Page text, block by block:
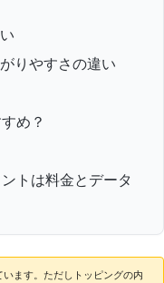
りやすさの違い
め？
トは料金とデータ
ます。ただしトッピングの内